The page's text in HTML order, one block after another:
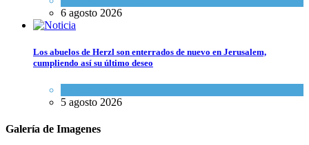
6 agosto 2026
Los abuelos de Herzl son enterrados de nuevo en Jerusalem,
cumpliendo así su último deseo
5 agosto 2026
Galería de Imagenes